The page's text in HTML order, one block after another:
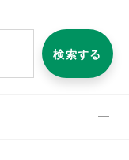
検索する